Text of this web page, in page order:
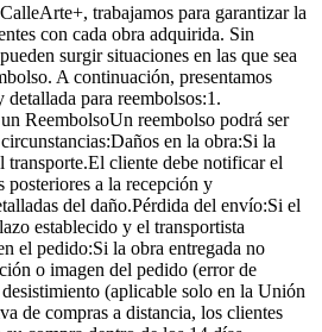
trabajamos para garantizar la
con cada obra adquirida. Sin
surgir situaciones en las que sea
A continuación, presentamos
para reembolsos:1.
ReembolsoUn reembolso podrá ser
en la obra:Si la
transporte.El cliente debe notificar el
posteriores a la recepción y
del daño.Pérdida del envío:Si el
establecido y el transportista
el pedido:Si la obra entregada no
o imagen del pedido (error de
(aplicable solo en la Unión
de compras a distancia, los clientes